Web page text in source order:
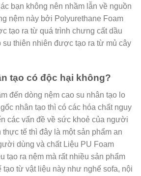
bạn không nên nhầm lẫn về nguồn
nệm này bởi Polyurethane Foam
tạo ra từ quá trình chưng cất dầu
su thiên nhiên được tạo ra từ mủ cây
tạo có độc hại không?
đến dòng nệm cao su nhân tạo lo
nhân tạo thì có các hóa chất nguy
các vấn đề về sức khoẻ của người
tế thì đây là một sản phẩm an
dùng và chất Liệu PU Foam
tạo ra nệm mà rất nhiều sản phẩm
từ vật liệu này như nghế sofa, nội